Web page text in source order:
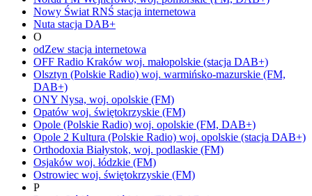
Nowy Świat RNŚ stacja internetowa
Nuta stacja DAB+
O
odZew stacja internetowa
OFF Radio Kraków woj. małopolskie (stacja DAB+)
Olsztyn (Polskie Radio) woj. warmińsko-mazurskie (FM,
DAB+)
ONY Nysa, woj. opolskie (FM)
Opatów woj. świętokrzyskie (FM)
Opole (Polskie Radio) woj. opolskie (FM, DAB+)
Opole 2 Kultura (Polskie Radio) woj. opolskie (stacja DAB+)
Orthodoxia Białystok, woj. podlaskie (FM)
Osjaków woj. łódzkie (FM)
Ostrowiec woj. świętokrzyskie (FM)
P